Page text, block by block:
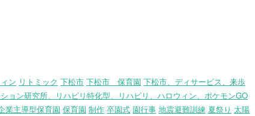
ン リトミック 下松市 下松市 保育園 下松市、ディサービス、来歩
ョン研究所、リハビリ特化型、リハビリ、ハロウィン、ポケモンGO
業主導型保育園 保育園 制作 卒園式 園行事 地震避難訓練 夏祭り 太陽